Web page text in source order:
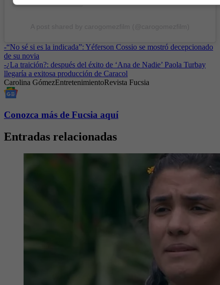
-“No sé si es la indicada”: Yéferson Cossio se mostró decepcionado
de su novia
-¿La traición?: después del éxito de ‘Ana de Nadie’ Paola Turbay
llegaría a exitosa producción de Caracol
Carolina GómezEntretenimientoRevista Fucsia
Conozca más de Fucsia aquí
Entradas relacionadas